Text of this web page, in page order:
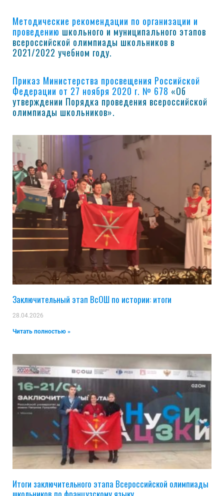
Методические рекомендации по организации и
проведению школьного и муниципального этапов
всероссийской олимпиады школьников в
2021/2022 учебном году.
Приказ Министерства просвещения Российской
Федерации от 27 ноября 2020 г. № 678 «Об
утверждении Порядка проведения всероссийской
олимпиады школьников».
Заключительный этап ВсОШ по истории: итоги
28.04.2026
Читать полностью »
Итоги заключительного этапа Всероссийской олимпиады